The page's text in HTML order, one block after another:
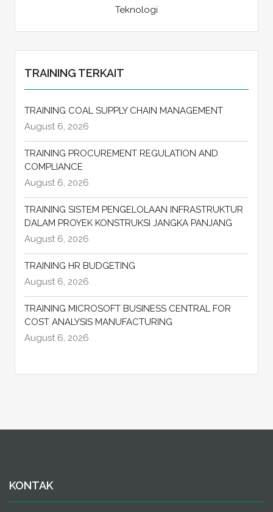
Teknologi
TRAINING TERKAIT
TRAINING COAL SUPPLY CHAIN MANAGEMENT
August 6, 2026
TRAINING PROCUREMENT REGULATION AND
COMPLIANCE
August 6, 2026
TRAINING SISTEM PENGELOLAAN INFRASTRUKTUR
DALAM PROYEK KONSTRUKSI JANGKA PANJANG
August 6, 2026
TRAINING HR BUDGETING
August 6, 2026
TRAINING MICROSOFT BUSINESS CENTRAL FOR
COST ANALYSIS MANUFACTURING
August 6, 2026
KONTAK